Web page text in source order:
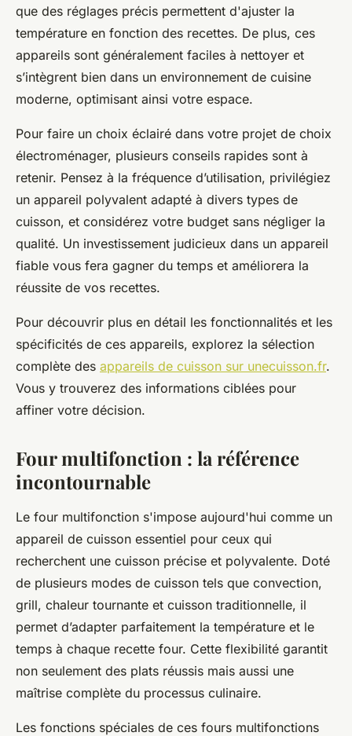
que des réglages précis permettent d'ajuster la
température en fonction des recettes. De plus, ces
appareils sont généralement faciles à nettoyer et
s’intègrent bien dans un environnement de cuisine
moderne, optimisant ainsi votre espace.
Pour faire un choix éclairé dans votre projet de choix
électroménager, plusieurs conseils rapides sont à
retenir. Pensez à la fréquence d’utilisation, privilégiez
un appareil polyvalent adapté à divers types de
cuisson, et considérez votre budget sans négliger la
qualité. Un investissement judicieux dans un appareil
fiable vous fera gagner du temps et améliorera la
réussite de vos recettes.
Pour découvrir plus en détail les fonctionnalités et les
spécificités de ces appareils, explorez la sélection
complète des appareils de cuisson sur unecuisson.fr.
Vous y trouverez des informations ciblées pour
affiner votre décision.
Four multifonction : la référence
incontournable
Le four multifonction s'impose aujourd'hui comme un
appareil de cuisson essentiel pour ceux qui
recherchent une cuisson précise et polyvalente. Doté
de plusieurs modes de cuisson tels que convection,
grill, chaleur tournante et cuisson traditionnelle, il
permet d’adapter parfaitement la température et le
temps à chaque recette four. Cette flexibilité garantit
non seulement des plats réussis mais aussi une
maîtrise complète du processus culinaire.
Les fonctions spéciales de ces fours multifonctions